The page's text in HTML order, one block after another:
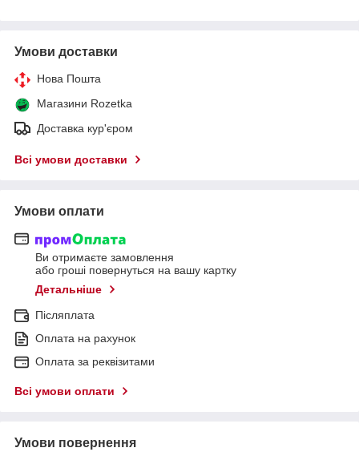
Умови доставки
Нова Пошта
Магазини Rozetka
Доставка кур'єром
Всі умови доставки
Умови оплати
Ви отримаєте замовлення
або гроші повернуться на вашу картку
Детальніше
Післяплата
Оплата на рахунок
Оплата за реквізитами
Всі умови оплати
Умови повернення